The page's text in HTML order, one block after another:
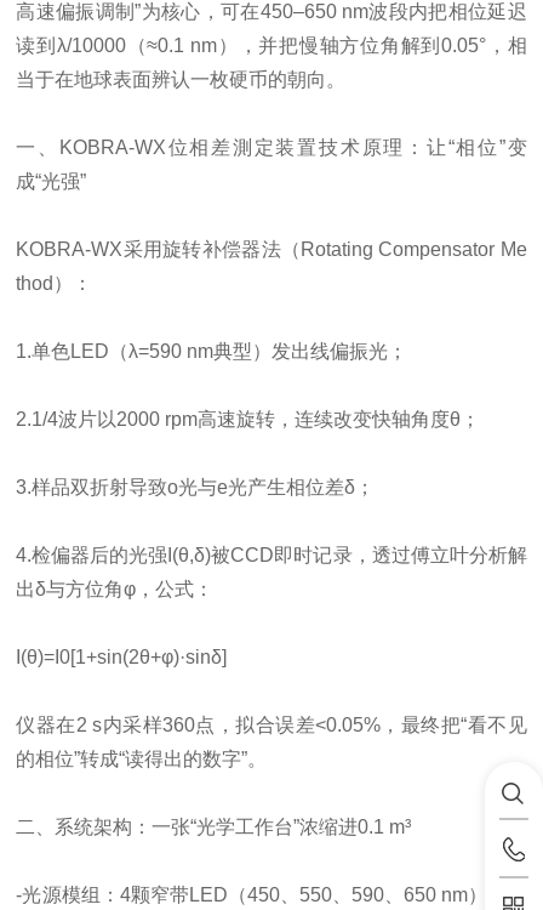
高速偏振调制”为核心，可在450–650 nm波段内把相位延迟
读到λ/10000（≈0.1 nm），并把慢轴方位角解到0.05°，相
当于在地球表面辨认一枚硬币的朝向。
一、KOBRA-WX位相差測定装置技术原理：让“相位”变
成“光强”
KOBRA-WX采用旋转补偿器法（Rotating Compensator Me
thod）：
1.单色LED（λ=590 nm典型）发出线偏振光；
2.1/4波片以2000 rpm高速旋转，连续改变快轴角度θ；
3.样品双折射导致o光与e光产生相位差δ；
4.检偏器后的光强I(θ,δ)被CCD即时记录，透过傅立叶分析解
出δ与方位角φ，公式：
I(θ)=I0[1+sin(2θ+φ)·sinδ]
仪器在2 s内采样360点，拟合误差<0.05%，最终把“看不见
的相位”转成“读得出的数字”。
二、系统架构：一张“光学工作台”浓缩进0.1 m³
-光源模组：4颗窄带LED（450、550、590、650 nm）集成